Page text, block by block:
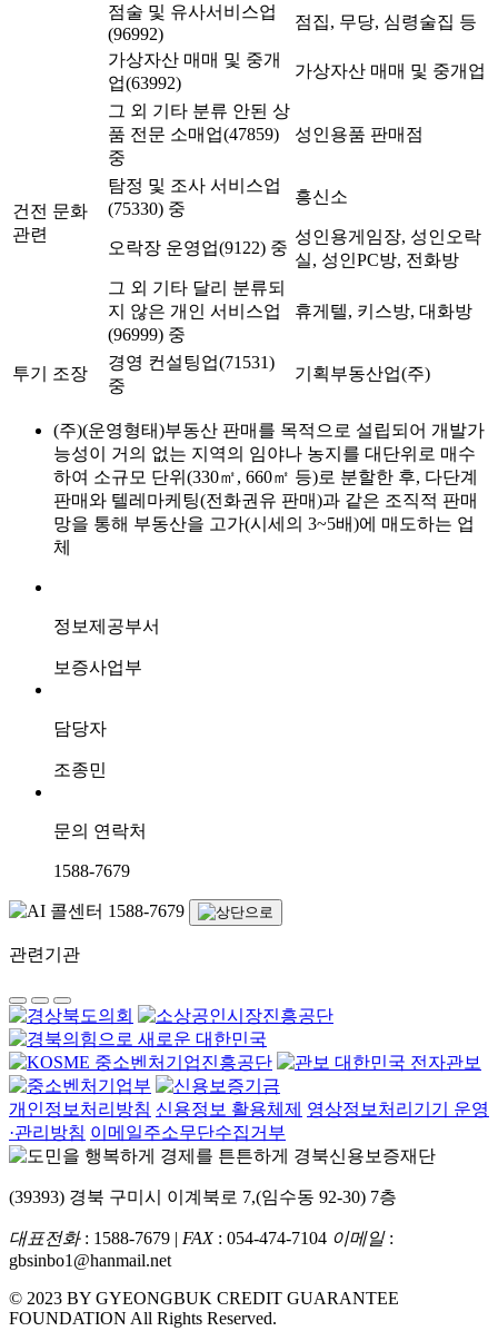
점술 및 유사서비스업
(96992)
점집, 무당, 심령술집 등
가상자산 매매 및 중개
업(63992)
가상자산 매매 및 중개업
건전 문화
관련
그 외 기타 분류 안된 상
품 전문 소매업(47859)
중
성인용품 판매점
탐정 및 조사 서비스업
(75330) 중
흥신소
오락장 운영업(9122) 중
성인용게임장, 성인오락
실, 성인PC방, 전화방
그 외 기타 달리 분류되
지 않은 개인 서비스업
(96999) 중
휴게텔, 키스방, 대화방
투기 조장
경영 컨설팅업(71531)
중
기획부동산업(주)
(주)(운영형태)부동산 판매를 목적으로 설립되어 개발가
능성이 거의 없는 지역의 임야나 농지를 대단위로 매수
하여 소규모 단위(330㎡, 660㎡ 등)로 분할한 후, 다단계
판매와 텔레마케팅(전화권유 판매)과 같은 조직적 판매
망을 통해 부동산을 고가(시세의 3~5배)에 매도하는 업
체
정보제공부서
보증사업부
담당자
조종민
문의 연락처
1588-7679
관련기관
개인정보처리방침 신용정보 활용체제 영상정보처리기기 운영
·관리방침 이메일주소무단수집거부
(39393) 경북 구미시 이계북로 7,(임수동 92-30) 7층
대표전화: 1588-7679 | FAX: 054-474-7104 이메일:
gbsinbo1@hanmail.net
© 2023 BY GYEONGBUK CREDIT GUARANTEE
FOUNDATION All Rights Reserved.